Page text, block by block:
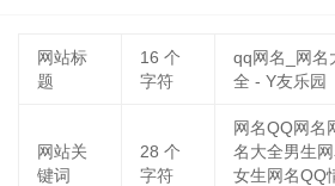
网站标
题
16 个
字符
qq网名_网名
全 - Y友乐园
网站关
键词
28 个
字符
网名QQ网名
名大全男生网
女生网名QQ